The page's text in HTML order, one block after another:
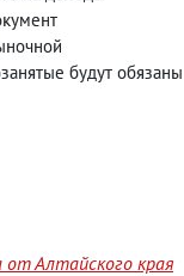
будут обязаны
Алтайского края